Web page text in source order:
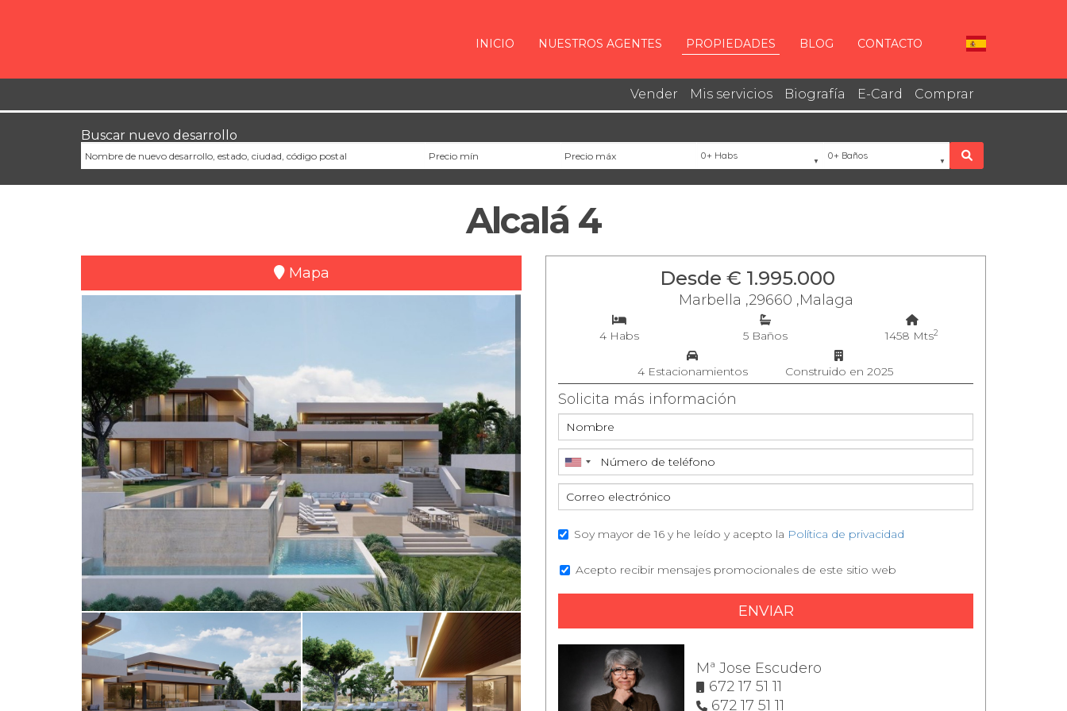
INICIO NUESTROS AGENTES PROPIEDADES BLOG CONTACTO
Vender Mis servicios Biografía E-Card Comprar
Buscar nuevo desarrollo
Buscar
Alcalá 4
Mapa Desde € 1.995.000
Marbella ,29660 ,Malaga
4 Habs 5 Baños 1458 Mts2
4 Estacionamientos Construido en 2025
Solicita más información
Soy mayor de 16 y he leído y acepto la Política de privacidad
Acepto recibir mensajes promocionales de este sitio web
ENVIAR
Mª Jose Escudero
672 17 51 11
672 17 51 11